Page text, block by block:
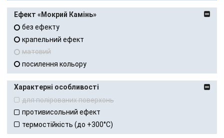
Ефект «Мокрий Камінь»
без ефекту
крапельний ефект
матовий
посилення кольору
Характерні особливості
для полірованих поверхонь
противисольний ефект
термостійкість (до +300°С)